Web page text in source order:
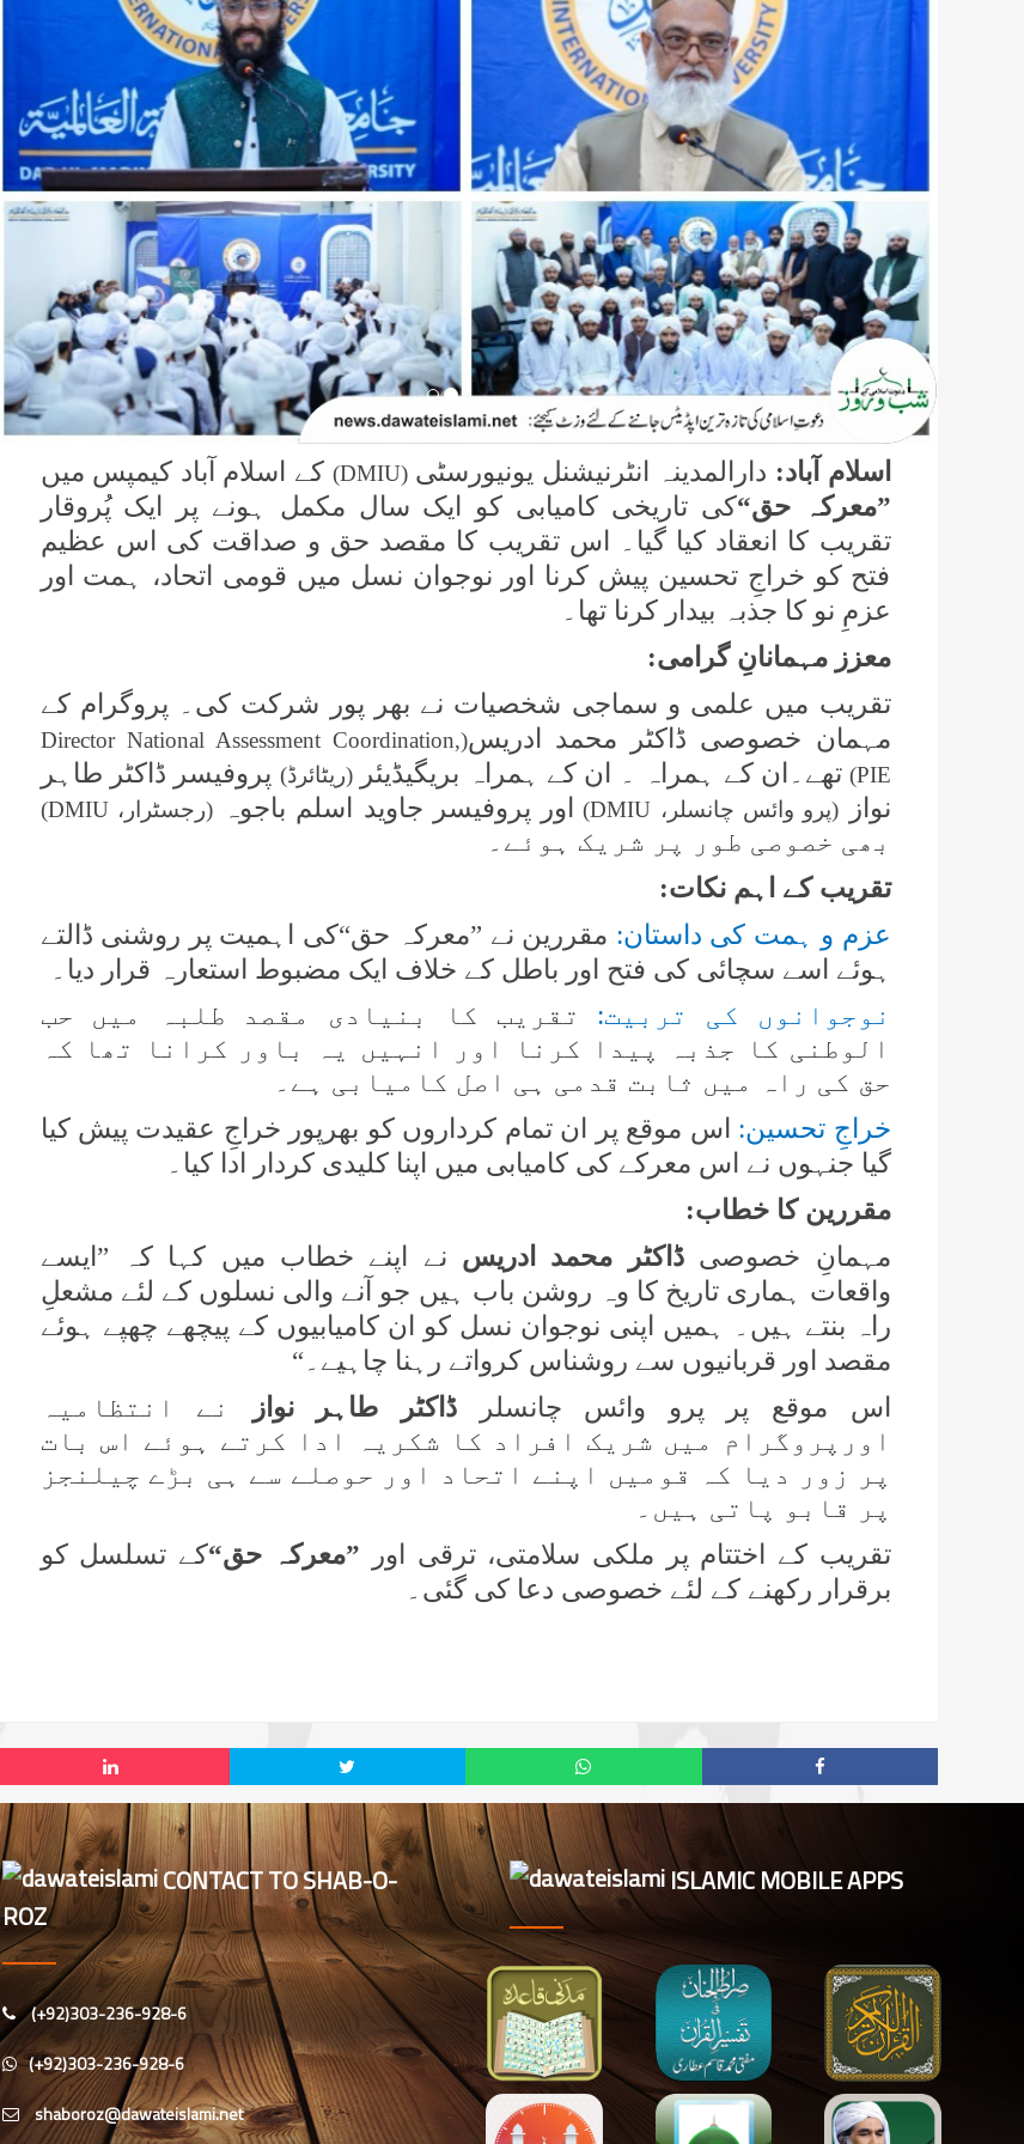
اسلام آباد: دارالمدینہ انٹرنیشنل یونیورسٹی (DMIU) کے اسلام آباد کیمپس میں
”معرکہ حق“کی تاریخی کامیابی کو ایک سال مکمل ہونے پر ایک پُروقار
تقریب کا انعقاد کیا گیا۔ اس تقریب کا مقصد حق و صداقت کی اس عظیم
فتح کو خراجِ تحسین پیش کرنا اور نوجوان نسل میں قومی اتحاد، ہمت اور
عزمِ نو کا جذبہ بیدار کرنا تھا۔
معزز مہمانانِ گرامی:
تقریب میں علمی و سماجی شخصیات نے بھر پور شرکت کی۔ پروگرام کے
مہمان خصوصی ڈاکٹر محمد ادریس(
Director National Assessment Coordination,
PIE
) تھے۔ان کے ہمراہ ۔ ان کے ہمراہ بریگیڈیئر(ریٹائرڈ) پروفیسر ڈاکٹر طاہر
نواز
(پرو وائس چانسلر، DMIU
) اور پروفیسر جاوید اسلم باجوہ(رجسٹرار،DMIU
)
بھی خصوصی طور پر شریک ہوئے۔
تقریب کے اہم نکات:
عزم و ہمت کی داستان: مقررین نے ”معرکہ حق“کی اہمیت پر روشنی ڈالتے
ہوئے اسے سچائی کی فتح اور باطل کے خلاف ایک مضبوط استعارہ قرار دیا۔
نوجوانوں کی تربیت: تقریب کا بنیادی مقصد طلبہ میں حب
الوطنی کا جذبہ پیدا کرنا اور انہیں یہ باور کرانا تھا کہ
حق کی راہ میں ثابت قدمی ہی اصل کامیابی ہے۔
خراجِ تحسین: اس موقع پر ان تمام کرداروں کو بھرپور خراجِ عقیدت پیش کیا
گیا جنہوں نے اس معرکے کی کامیابی میں اپنا کلیدی کردار ادا کیا۔
مقررین کا خطاب:
مہمانِ خصوصیڈاکٹر محمد ادریس نے اپنے خطاب میں کہا کہ ”ایسے
واقعات ہماری تاریخ کا وہ روشن باب ہیں جو آنے والی نسلوں کے لئے مشعلِ
راہ بنتے ہیں۔ ہمیں اپنی نوجوان نسل کو ان کامیابیوں کے پیچھے چھپے ہوئے
مقصد اور قربانیوں سے روشناس کرواتے رہنا چاہیے۔“
اس موقع پر پرو وائس چانسلرڈاکٹر طاہر نواز
نے انتظامیہ
اورپروگرام میں شریک افراد کا شکریہ ادا کرتے ہوئے اس بات
پر زور دیا کہ قومیں اپنے اتحاد اور حوصلے سے ہی بڑے چیلنجز
پر قابو پاتی ہیں۔
تقریب کے اختتام پر ملکی سلامتی، ترقی اور ”معرکہ حق“کے تسلسل کو
برقرار رکھنے کے لئے خصوصی دعا کی گئی۔
CONTACT TO SHAB-O-
ROZ
(+92)303-236-928-6
(+92)303-236-928-6
shaboroz@dawateislami.net
ISLAMIC MOBILE APPS